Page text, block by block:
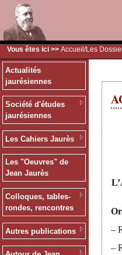
Vous êtes ici >> Accueil /Les
Actualités
jaurésiennes
Société d'études
jaurésiennes
Les Cahiers Jaurès
Les "Oeuvres" de
Jean Jaurès
Colloques, tables-
rondes, rencontres
Autres publications
–
–